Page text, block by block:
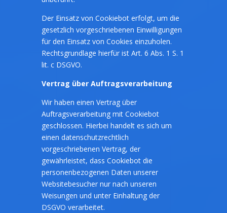
Der Einsatz von Cookiebot erfolgt, um die
gesetzlich vorgeschriebenen Einwilligungen
für den Einsatz von Cookies einzuholen.
Rechtsgrundlage hierfür ist Art. 6 Abs. 1 S. 1
lit. c DSGVO.
Vertrag über Auftragsverarbeitung
Wir haben einen Vertrag über
Auftragsverarbeitung mit Cookiebot
geschlossen. Hierbei handelt es sich um
einen datenschutzrechtlich
vorgeschriebenen Vertrag, der
gewährleistet, dass Cookiebot die
personenbezogenen Daten unserer
Websitebesucher nur nach unseren
Weisungen und unter Einhaltung der
DSGVO verarbeitet.